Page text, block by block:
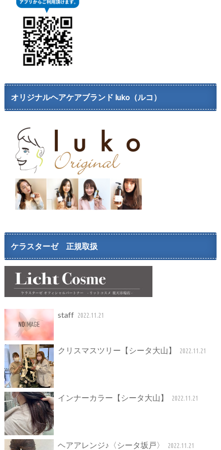
オリジナルヘアケアブランド luko（ルコ）
ケラスターゼ 正規取扱
staff 2022.11.21
クリスマスツリー【シータ大山】 2022.11.21
インナーカラー【シータ大山】 2022.11.21
ヘアアレンジ♪〈シータ坂戸〉 2022.11.21